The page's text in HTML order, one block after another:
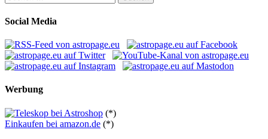
nach:
Social Media
Werbung
(*)
Einkaufen bei amazon.de (*)